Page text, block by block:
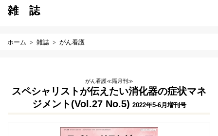
雑誌
ホーム 雑誌 がん看護
がん看護≪隔月刊≫
スペシャリストが伝えたい消化器の症状マネ
ジメント(Vol.27 No.5) 2022年5-6月増刊号